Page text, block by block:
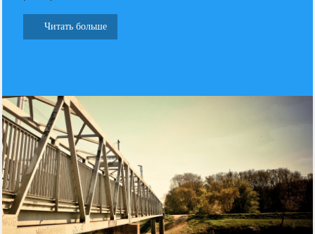
Читать больше